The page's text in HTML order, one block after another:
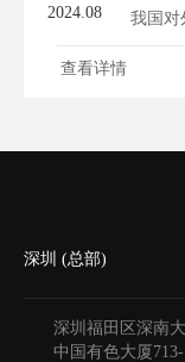
2024.08
我国对
查看详情
深圳 (总部)
深圳福田区深南
中国有色大厦